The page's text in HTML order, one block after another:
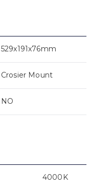
529x191x76mm
Crosier Mount
NO
4000K